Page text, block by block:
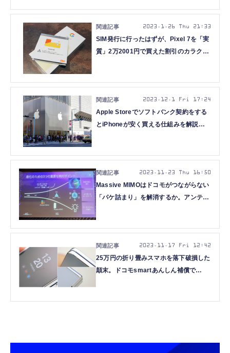
SIM発行に行ったはずが、Pixel 7を「実
質」2万2001円で買えた割引のカラクリ
2023.1.26 Thu 21:33
Apple Storeでソフトバンク契約をする
とiPhoneが安く買える仕組みを解説
2023.12.1 Fri 17:24
Massive MIMOはドコモがつながらない
「パケ詰まり」を解消するか。アンテナ
2023.11.23 Thu 16:50
25万円の折り畳みスマホを落下破損した
顛末。ドコモsmartあんしん補償で
2023.11.17 Fri 12:42